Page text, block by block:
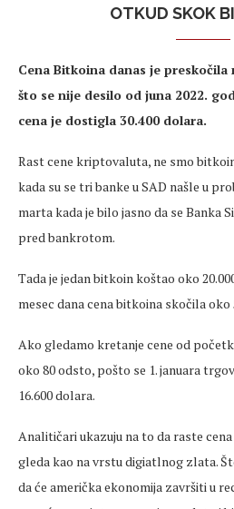
OTKUD SKOK
Cena Bitkoina danas je preskočila
što se nije desilo od juna 2022.
cena je dostigla 30.400 dolara.
Rast cene kriptovaluta, ne smo
kada su se tri banke u SAD našle u
marta kada je bilo jasno da se Banka
pred bankrotom.
Tada je jedan bitkoin koštao oko
mesec dana cena bitkoina skočila oko
Ako gledamo kretanje cene od
oko 80 odsto, pošto se 1. januara
16.600 dolara.
Analitičari ukazuju na to da raste
gleda kao na vrstu digiatlnog zlata.
da će američka ekonomija završiti u